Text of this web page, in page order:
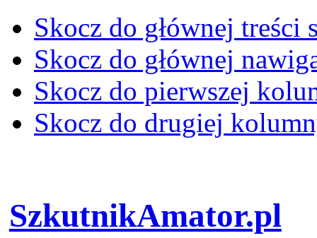
Skocz do głównej treści
Skocz do głównej
Skocz do pierwszej
Skocz do drugiej
SzkutnikAmator.pl